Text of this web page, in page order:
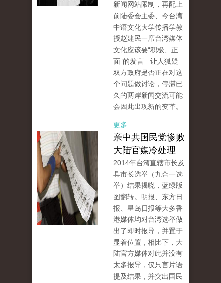
新闻网站限制，再配上
前陆委会主委、今台湾
中语文化大学传播学教
授赵建民一席台湾媒体
文化应该要“积极、正
面”的发言，让人狐疑
双方政府是否正在对这
个问题做讨论，停滞已
久的两岸新闻交流可能
会因此出现新的变革。
更多
亲中共国民党惨败
大陆官媒冷处理
2014年台湾直辖市长及
县市长选举（九合一选
举）结果揭晓，蓝绿版
图翻转。明报、东方日
报、星岛日报等大多香
港媒体均对台湾选举做
出了即时报导，并置于
显着位置，相比下，大
陆官方媒体对此并没有
太多报导，仅只言片语
提及结果，并突出国民